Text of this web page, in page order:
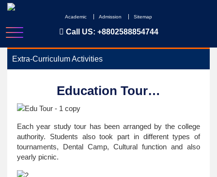
Skip
Academic Admission Sitemap
Call US: +8802588854744
Extra-Curriculum Activities
Education Tour…
Each year study tour has been arranged by the college
authority. Students also took part in different types of
tournaments, Dental Camp, Cultural function and also
yearly picnic.